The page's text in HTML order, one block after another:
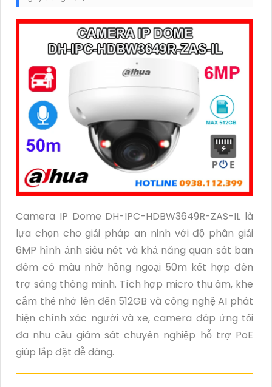
Camera IP Dome DH-IPC-HDBW3649R-ZAS-IL là
lựa chọn cho giải pháp an ninh với độ phân giải
6MP hình ảnh siêu nét và khả năng quan sát ban
đêm có màu nhờ hồng ngoại 50m kết hợp đèn
trợ sáng thông minh. Tích hợp micro thu âm, khe
cắm thẻ nhớ lên đến 512GB và công nghệ AI phát
hiện chính xác người và xe, camera đáp ứng tối
đa nhu cầu giám sát chuyên nghiệp hỗ trợ PoE
giúp lắp đặt dễ dàng.